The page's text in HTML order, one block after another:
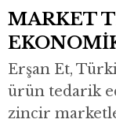
MARKET
Erşan Et,
ürün tedarik
zincir